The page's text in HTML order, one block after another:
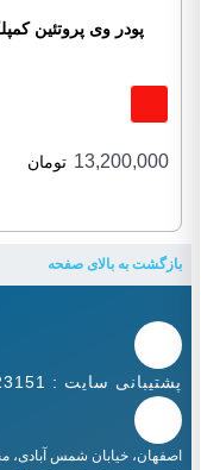
پودر وی پروتئین کمپلکس بایو
13,200,000 تومان
بازگشت به بالای صفحه
پشتیبانی سایت : 02128423151
اصفهان، خیابان شمس آبادی،